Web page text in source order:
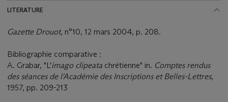
LITERATURE
Gazette Drouot, n°10, 12 mars 2004, p. 208.
Bibliographie comparative :
A. Grabar, "L'imago clipeata chrétienne" in. Comptes rendus
des séances de l'Académie des Inscriptions et Belles-Lettres,
1957, pp. 209-213